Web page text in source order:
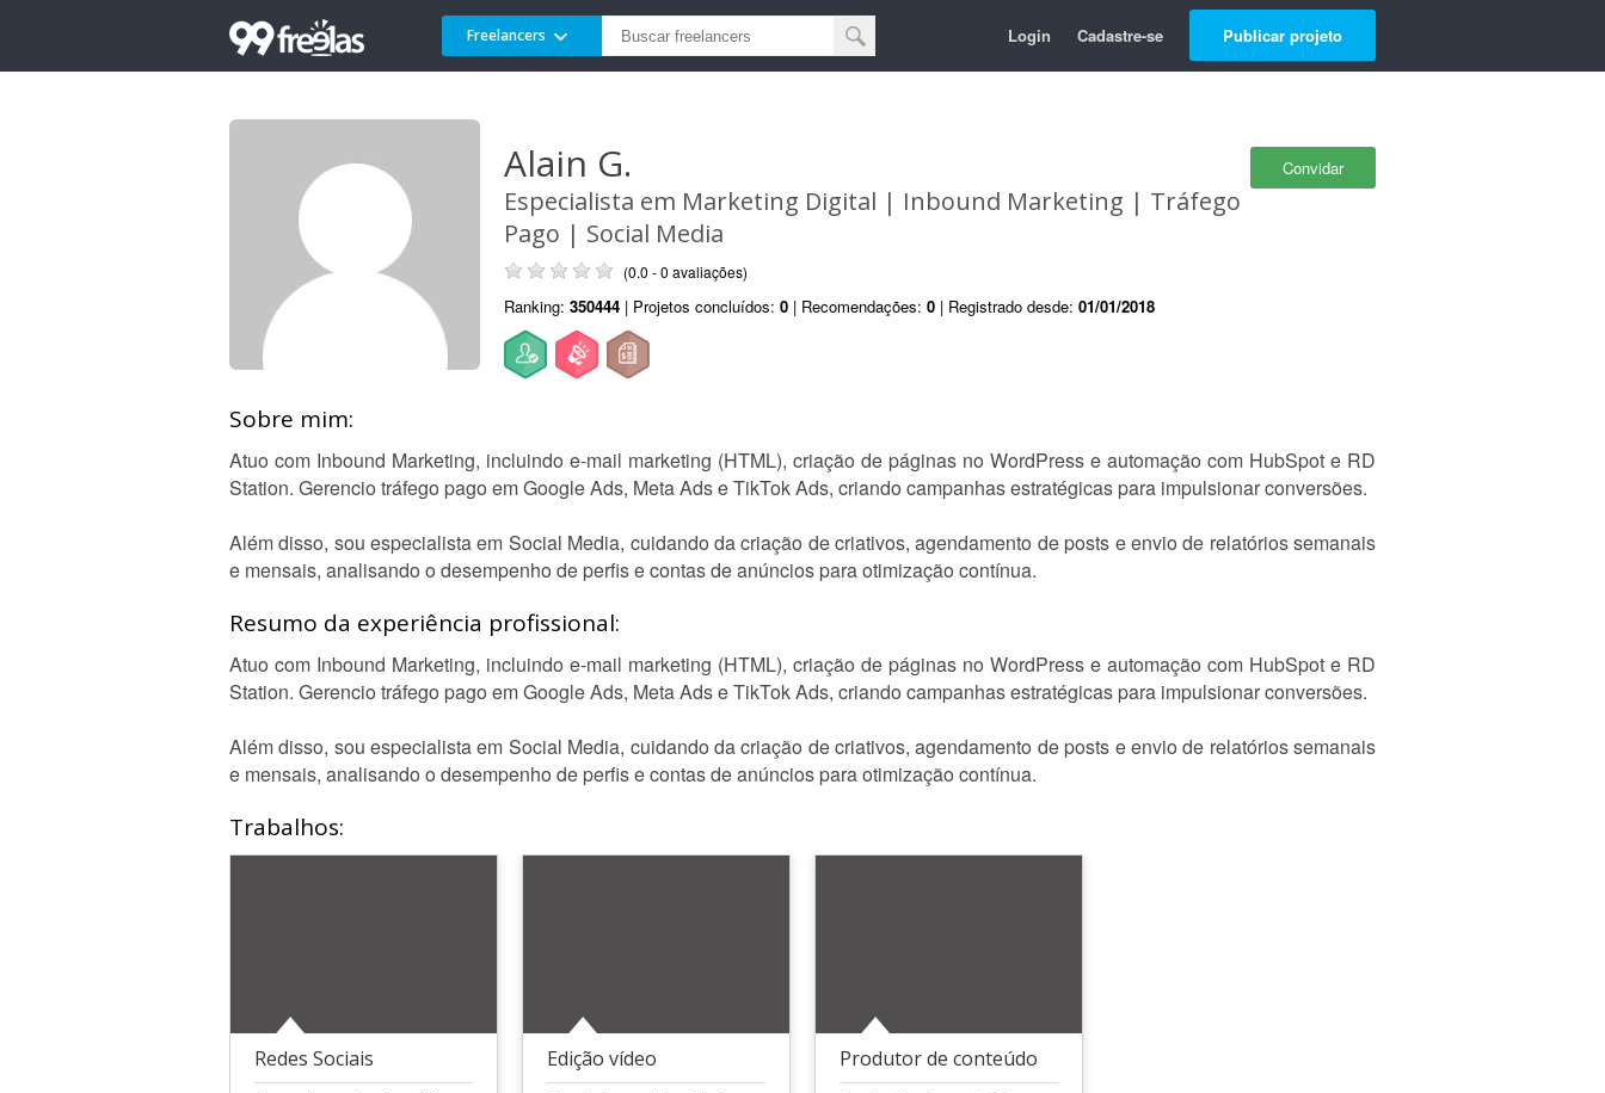
Freelancers Login Cadastre-se Publicar projeto
Convidar
Alain G.
Especialista em Marketing Digital | Inbound Marketing | Tráfego
Pago | Social Media
(0.0 - 0 avaliações)
Ranking: 350444 | Projetos concluídos: 0 | Recomendações: 0 | Registrado desde: 01/01/2018
Sobre mim:
Atuo com Inbound Marketing, incluindo e-mail marketing (HTML), criação de páginas no WordPress e automação com HubSpot e RD
Station. Gerencio tráfego pago em Google Ads, Meta Ads e TikTok Ads, criando campanhas estratégicas para impulsionar conversões.
Além disso, sou especialista em Social Media, cuidando da criação de criativos, agendamento de posts e envio de relatórios semanais
e mensais, analisando o desempenho de perfis e contas de anúncios para otimização contínua.
Resumo da experiência profissional:
Atuo com Inbound Marketing, incluindo e-mail marketing (HTML), criação de páginas no WordPress e automação com HubSpot e RD
Station. Gerencio tráfego pago em Google Ads, Meta Ads e TikTok Ads, criando campanhas estratégicas para impulsionar conversões.
Além disso, sou especialista em Social Media, cuidando da criação de criativos, agendamento de posts e envio de relatórios semanais
e mensais, analisando o desempenho de perfis e contas de anúncios para otimização contínua.
Trabalhos:
Redes Sociais Edição vídeo Produtor de conteúdo